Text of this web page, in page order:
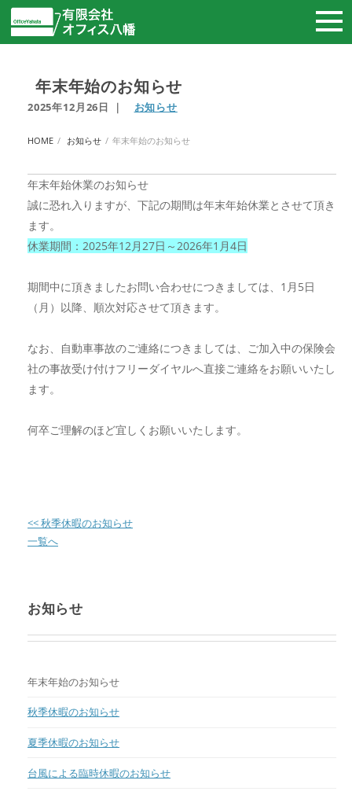
年末年始のお知らせ
2025年12月26日 ｜ お知らせ
HOME お知らせ 年末年始のお知らせ
年末年始休業のお知らせ
誠に恐れ入りますが、下記の期間は年末年始休業とさせて頂き
ます。
休業期間：2025年12月27日～2026年1月4日
期間中に頂きましたお問い合わせにつきましては、1月5日
（月）以降、順次対応させて頂きます。
なお、自動車事故のご連絡につきましては、ご加入中の保険会
社の事故受け付けフリーダイヤルへ直接ご連絡をお願いいたし
ます。
何卒ご理解のほど宜しくお願いいたします。
<< 秋季休暇のお知らせ
一覧へ
お知らせ
年末年始のお知らせ
秋季休暇のお知らせ
夏季休暇のお知らせ
台風による臨時休暇のお知らせ